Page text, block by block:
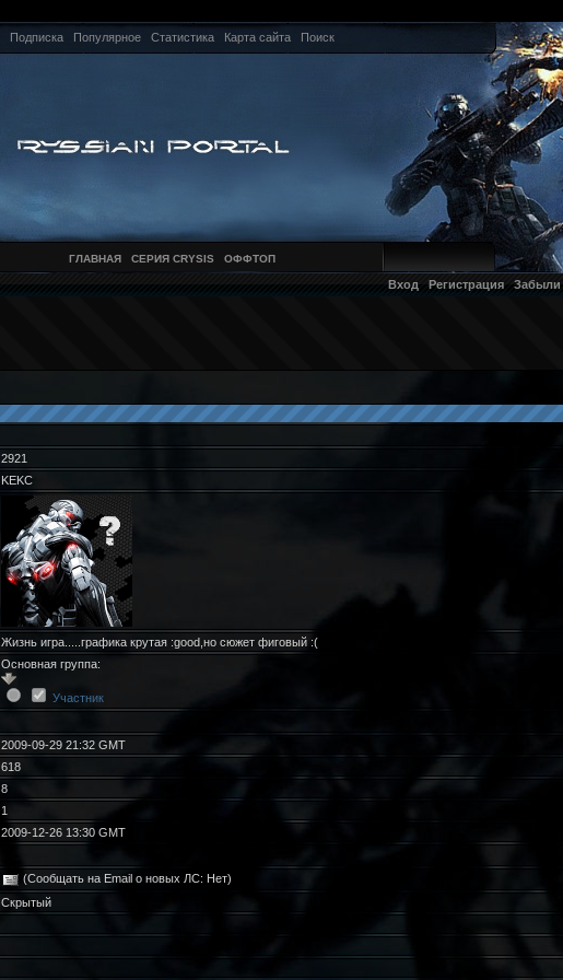
Подписка Популярное Статистика Карта сайта Поиск
ГЛАВНАЯ СЕРИЯ CRYSIS ОФФТОП
Вход Регистрация Забыли
2921
KEKC
Жизнь игра.....графика крутая :good,но сюжет фиговый :(
Основная группа:
Участник
2009-09-29 21:32 GMT
618
8
1
2009-12-26 13:30 GMT
(Сообщать на Email о новых ЛС: Нет)
Скрытый